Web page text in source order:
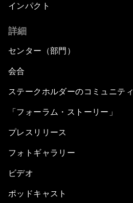
インパクト
詳細
センター（部門）
会合
ステークホルダーのコミュニティ
「フォーラム・ストーリー」
プレスリリース
フォトギャラリー
ビデオ
ポッドキャスト